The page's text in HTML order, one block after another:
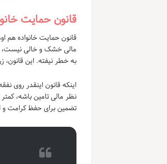
قانون حمایت
قانون حمایت خانواده هم
مالی خشک و خالی نیست،
به خطر نیفته. این
اینکه قانون اینقدر روی
نظر مالی تامین باشه،
تضمین برای حفظ کرامت و